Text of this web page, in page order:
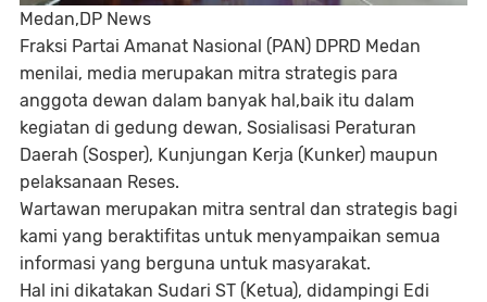
Medan,DP News
Fraksi Partai Amanat Nasional (PAN) DPRD Medan
menilai, media merupakan mitra strategis para
anggota dewan dalam banyak hal,baik itu dalam
kegiatan di gedung dewan, Sosialisasi Peraturan
Daerah (Sosper), Kunjungan Kerja (Kunker) maupun
pelaksanaan Reses.
Wartawan merupakan mitra sentral dan strategis bagi
kami yang beraktifitas untuk menyampaikan semua
informasi yang berguna untuk masyarakat.
Hal ini dikatakan Sudari ST (Ketua), didampingi Edi